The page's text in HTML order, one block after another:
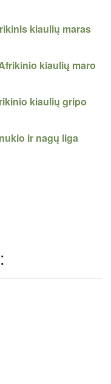
kiaulių maras
kiaulių maro
kiaulių gripo
ir nagų liga